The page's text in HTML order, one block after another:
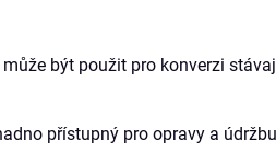
být použit pro konverzi
přístupný pro opravy a